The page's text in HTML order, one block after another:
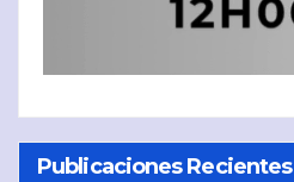
Publicaciones Recientes